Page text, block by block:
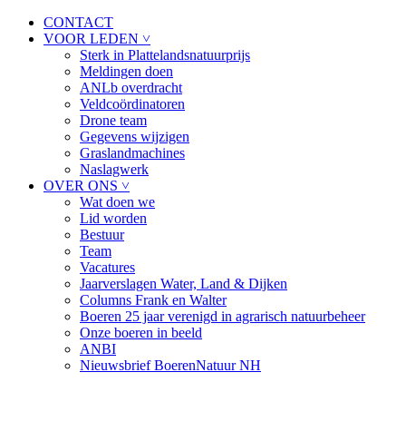
CONTACT
VOOR LEDEN ˅
Sterk in Plattelandsnatuurprijs
Meldingen doen
ANLb overdracht
Veldcoördinatoren
Drone team
Gegevens wijzigen
Graslandmachines
Naslagwerk
OVER ONS ˅
Wat doen we
Lid worden
Bestuur
Team
Vacatures
Jaarverslagen Water, Land & Dijken
Columns Frank en Walter
Boeren 25 jaar verenigd in agrarisch natuurbeheer
Onze boeren in beeld
ANBI
Nieuwsbrief BoerenNatuur NH